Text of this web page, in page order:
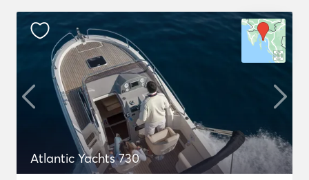
Atlantic Yachts 730